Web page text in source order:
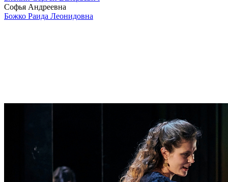
Софья Андреевна
Божко Раида Леонидовна